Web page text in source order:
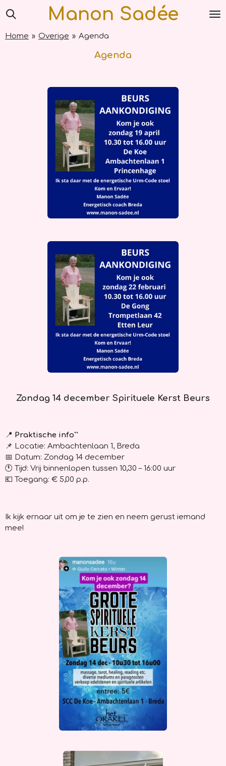
Ga
direct
naar
Manon Sadée
Home » Overige » Agenda
Agenda
Zondag 14 december Spirituele Kerst Beurs
📍 Praktische info``
📌 Locatie: Ambachtenlaan 1, Breda
📅 Datum: Zondag 14 december
🕚 Tijd: Vrij binnenlopen tussen 10,30 – 16:00 uur
💶 Toegang: € 5,00 p.p.
Ik kijk ernaar uit om je te zien en neem gerust iemand
mee!